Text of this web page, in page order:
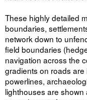
These highly detailed
boundaries,
network down to
field boundaries
navigation across the
gradients on roads
powerlines,
lighthouses are